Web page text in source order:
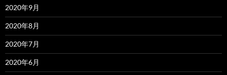
2020年9月
2020年8月
2020年7月
2020年6月